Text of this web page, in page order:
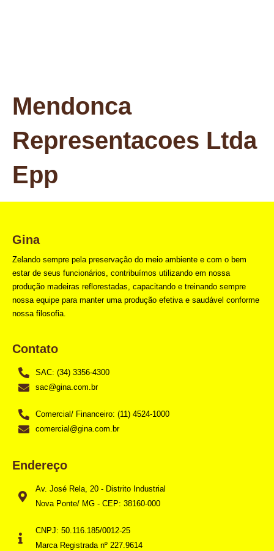
Mendonca
Representacoes Ltda
Epp
Gina
Zelando sempre pela preservação do meio ambiente e com o bem
estar de seus funcionários, contribuímos utilizando em nossa
produção madeiras reflorestadas, capacitando e treinando sempre
nossa equipe para manter uma produção efetiva e saudável conforme
nossa filosofia.
Contato
SAC: (34) 3356-4300
sac@gina.com.br
Comercial/ Financeiro: (11) 4524-1000
comercial@gina.com.br
Endereço
Av. José Rela, 20 - Distrito Industrial
Nova Ponte/ MG - CEP: 38160-000
CNPJ: 50.116.185/0012-25
Marca Registrada nº 227.9614